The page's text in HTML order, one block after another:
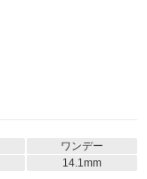
ワンデー
14.1mm